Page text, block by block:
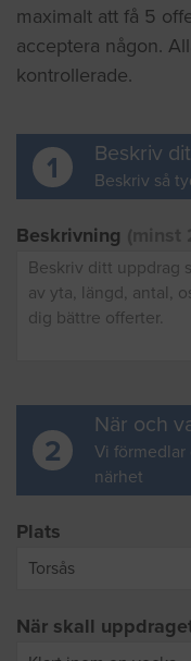
maximalt att få 5
acceptera någon.
kontrollerade.
1 Beskriv
Beskriv så
Beskrivning
2
När och
Vi
närhet
Plats
När skall